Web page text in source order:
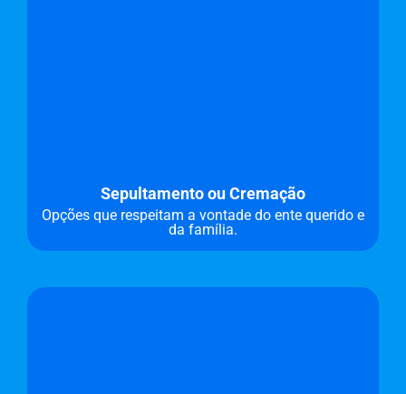
Sepultamento ou Cremação
Opções que respeitam a vontade do ente querido e
da família.